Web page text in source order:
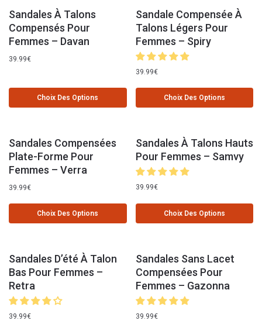
Sandales À Talons
Compensés Pour
Femmes – Davan
39.99€
Choix Des Options
Sandale Compensée À
Talons Légers Pour
Femmes – Spiry
39.99€
Choix Des Options
Sandales Compensées
Plate-Forme Pour
Femmes – Verra
39.99€
Choix Des Options
Sandales À Talons Hauts
Pour Femmes – Samvy
39.99€
Choix Des Options
Sandales D’été À Talon
Bas Pour Femmes –
Retra
39.99€
Sandales Sans Lacet
Compensées Pour
Femmes – Gazonna
39.99€